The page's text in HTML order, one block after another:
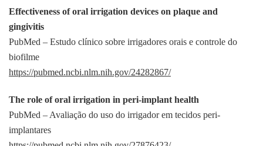
Effectiveness of oral irrigation devices on plaque and
gingivitis
PubMed – Estudo clínico sobre irrigadores orais e controle do
biofilme
https://pubmed.ncbi.nlm.nih.gov/24282867/
The role of oral irrigation in peri-implant health
PubMed – Avaliação do uso do irrigador em tecidos peri-
implantares